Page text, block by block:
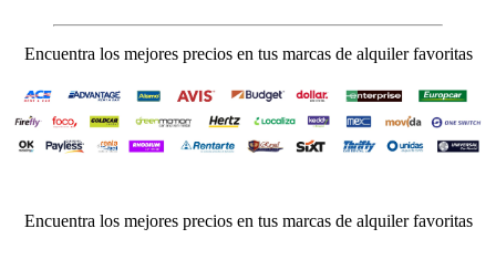
Encuentra los mejores precios en tus marcas de alquiler favoritas
Encuentra los mejores precios en tus marcas de alquiler favoritas